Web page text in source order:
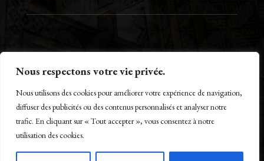
Nous respectons votre vie privée.
Nous utilisons des cookies pour améliorer votre expérience de navigation,
diffuser des publicités ou des contenus personnalisés et analyser notre
trafic. En cliquant sur « Tout accepter », vous consentez à notre
utilisation des cookies.
Créé par Maestro of IT – www.m-o-i.fr